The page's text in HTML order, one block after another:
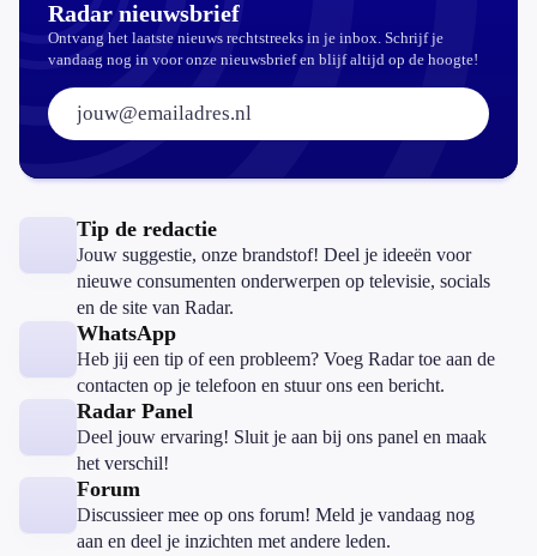
Radar nieuwsbrief
Ontvang het laatste nieuws rechtstreeks in je inbox. Schrijf je
vandaag nog in voor onze nieuwsbrief en blijf altijd op de hoogte!
E-mailadres:
Tip de redactie
Jouw suggestie, onze brandstof! Deel je ideeën voor
nieuwe consumenten onderwerpen op televisie, socials
en de site van Radar.
WhatsApp
Heb jij een tip of een probleem? Voeg Radar toe aan de
contacten op je telefoon en stuur ons een bericht.
Radar Panel
Deel jouw ervaring! Sluit je aan bij ons panel en maak
het verschil!
Forum
Discussieer mee op ons forum! Meld je vandaag nog
aan en deel je inzichten met andere leden.